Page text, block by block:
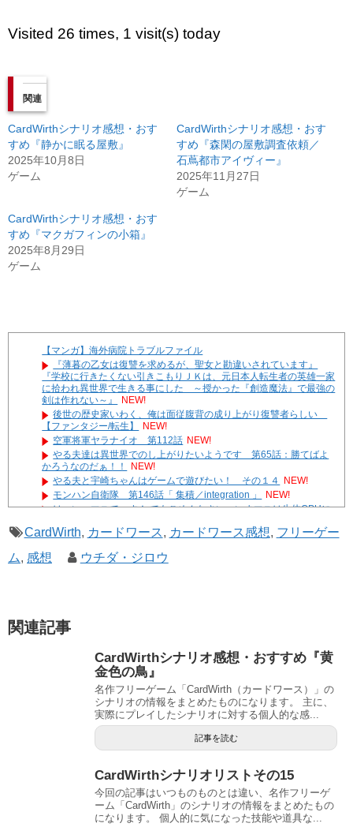
Visited 26 times, 1 visit(s) today
関連
CardWirthシナリオ感想・おす
すめ『静かに眠る屋敷』
2025年10月8日
ゲーム
CardWirthシナリオ感想・おす
すめ『森閑の屋敷調査依頼／
石蔦都市アイヴィー』
2025年11月27日
ゲーム
CardWirthシナリオ感想・おす
すめ『マクガフィンの小箱』
2025年8月29日
ゲーム
【マンガ】海外病院トラブルファイル
『薄暮の乙女は復讐を求めるが、聖女と勘違いされています』
『学校に行きたくない引きこもりＪＫは、元日本人転生者の英雄一家
に拾われ異世界で生きる事にした ～授かった『創造魔法』で最強の
剣は作れない～』
NEW!
後世の歴史家いわく、俺は面従腹背の成り上がり復讐者らしい
【ファンタジー/転生】
NEW!
空軍将軍ヤラナイオ 第112話 NEW!
やる夫達は異世界でのし上がりたいようです 第65話：勝てばよ
かろうなのだぁ！！
NEW!
やる夫と宇崎ちゃんはゲームで遊びたい！ その１４
NEW!
モンハン自衛隊 第146話「 集積／integration 」
NEW!
はーい、マユで～す！ でもごめんなさい、いまマユは生体CPUに
やる夫達は安価で作られた世界で生きているようです ２９６
遊☆戯☆王G-WITCH！～水星のクソたぬき～ あとがき
CardWirth, カードワース, カードワース感想, フリーゲー
ム, 感想 ウチダ・ジロウ
関連記事
CardWirthシナリオ感想・おすすめ『黄
金色の鳥』
名作フリーゲーム「CardWirth（カードワース）」の
シナリオの情報をまとめたものになります。 主に、
実際にプレイしたシナリオに対する個人的な感...
記事を読む
CardWirthシナリオリストその15
今回の記事はいつものものとは違い、名作フリーゲ
ーム「CardWirth」のシナリオの情報をまとめたもの
になります。 個人的に気になった技能や道具な...